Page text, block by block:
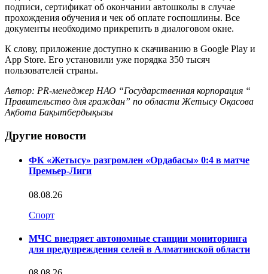
подписи, сертификат об окончании автошколы в случае
прохождения обучения и чек об оплате госпошлины. Все
документы необходимо прикрепить в диалоговом окне.
К слову, приложение доступно к скачиванию в Google Play и
App Store. Его установили уже порядка 350 тысяч
пользователей страны.
Автор: PR-менеджер НАО “Государственная корпорация “
Правительство для граждан” по области Жетысу Оқасова
Ақбота Бақытбердықызы
Другие новости
ФК «Жетысу» разгромлен «Ордабасы» 0:4 в матче
Премьер-Лиги
08.08.26
Спорт
МЧС внедряет автономные станции мониторинга
для предупреждения селей в Алматинской области